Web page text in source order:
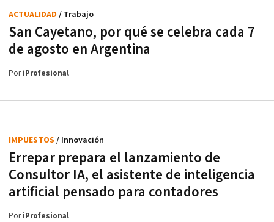
San Cayetano, por qué se celebra cada 7
de agosto en Argentina
ACTUALIDAD / Trabajo
PoriProfesional
Errepar prepara el lanzamiento de
Consultor IA, el asistente de inteligencia
artificial pensado para contadores
IMPUESTOS / Innovación
PoriProfesional